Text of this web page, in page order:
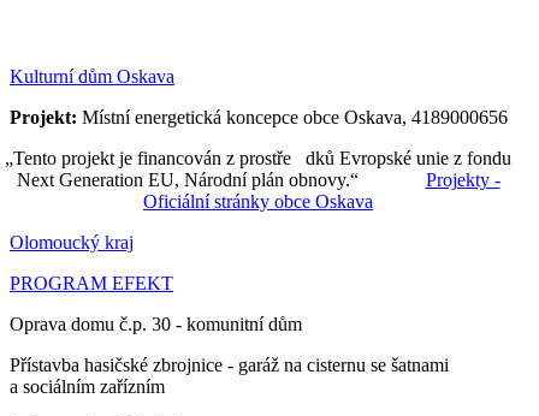
Kulturní dům Oskava
Projekt: Místní energetická koncepce obce Oskava, 4189000656
„Tento projekt je financován z prostře dků Evropské unie z fondu
Next Generation EU, Národní plán obnovy.“ Projekty -
Oficiální stránky obce Oskava
Olomoucký kraj
PROGRAM EFEKT
Oprava domu č.p. 30 - komunitní dům
Přístavba hasičské zbrojnice - garáž na cisternu se šatnami
a sociálním zařízním